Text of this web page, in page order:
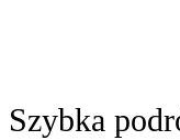
Szybka